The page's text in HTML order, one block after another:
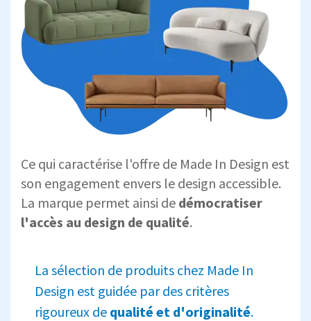
Ce qui caractérise l'offre de Made In Design est
son engagement envers le design accessible.
La marque permet ainsi de démocratiser
l'accès au design de qualité.
La sélection de produits chez Made In
Design est guidée par des critères
rigoureux de qualité et d'originalité.